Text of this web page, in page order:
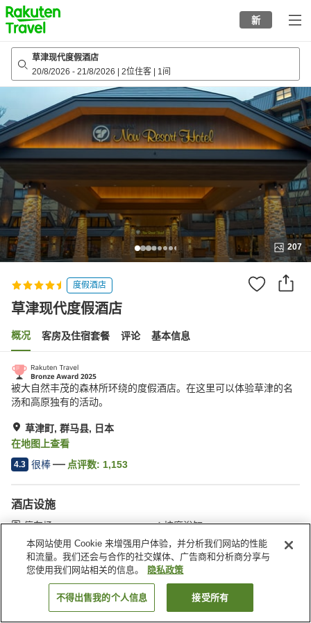
to
top
page
新
草津现代度假酒店
20/8/2026 - 21/8/2026 2位住客 1间
207
度假酒店
草津现代度假酒店
概况 客房及住宿套餐 评论 基本信息
被大自然丰茂的森林所环绕的度假酒店。在这里可以体验草津的名
汤和高原独有的活动。
草津町, 群马县, 日本
在地图上查看
4.3 很棒 点评数: 1,153
酒店设施
停车场
按摩浴缸
桑拿
SPA/美容院
首页 日本 群马县 草津町 草津现代度假酒店
搜索客房
本网站使用 Cookie 来增强用户体验，并分析我们网站的性能
和流量。我们还会与合作的社交媒体、广告商和分析商分享与
您使用我们网站相关的信息。
隐私政策
不得出售我的个人信息 接受所有